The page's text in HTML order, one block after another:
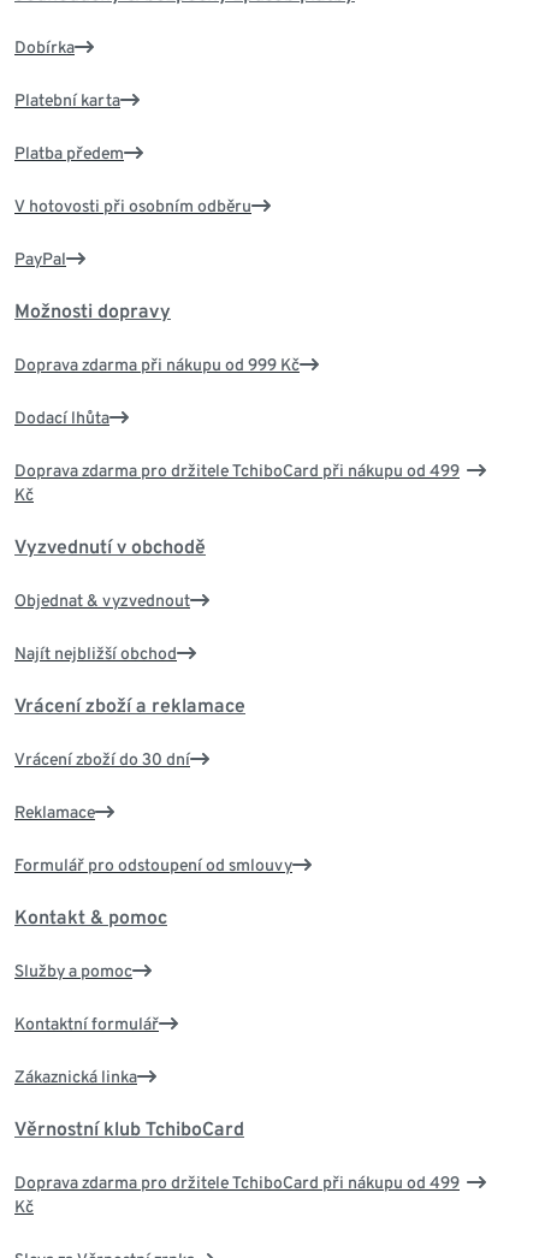
Dobírka
Platební karta
Platba předem
V hotovosti při osobním odběru
PayPal
Možnosti dopravy
Doprava zdarma při nákupu od 999 Kč
Dodací lhůta
Doprava zdarma pro držitele TchiboCard při nákupu od 499
Kč
Vyzvednutí v obchodě
Objednat & vyzvednout
Najít nejbližší obchod
Vrácení zboží a reklamace
Vrácení zboží do 30 dní
Reklamace
Formulář pro odstoupení od smlouvy
Kontakt & pomoc
Služby a pomoc
Kontaktní formulář
Zákaznická linka
Věrnostní klub TchiboCard
Doprava zdarma pro držitele TchiboCard při nákupu od 499
Kč